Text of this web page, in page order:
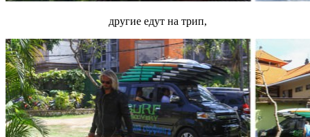
другие едут на трип,